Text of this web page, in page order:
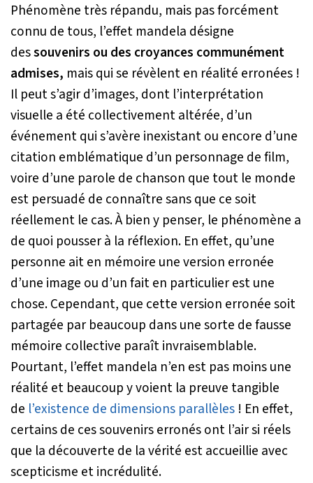
Phénomène très répandu, mais pas forcément
connu de tous, l’effet mandela désigne
dessouvenirs ou des croyances communément
admises, mais qui se révèlent en réalité erronées !
Il peut s’agir d’images, dont l’interprétation
visuelle a été collectivement altérée, d’un
événement qui s’avère inexistant ou encore d’une
citation emblématique d’un personnage de film,
voire d’une parole de chanson que tout le monde
est persuadé de connaître sans que ce soit
réellement le cas. À bien y penser, le phénomène a
de quoi pousser à la réflexion. En effet, qu’une
personne ait en mémoire une version erronée
d’une image ou d’un fait en particulier est une
chose. Cependant, que cette version erronée soit
partagée par beaucoup dans une sorte de fausse
mémoire collective paraît invraisemblable.
Pourtant, l’effet mandela n’en est pas moins une
réalité et beaucoup y voient la preuve tangible
de l’existence de dimensions parallèles ! En effet,
certains de ces souvenirs erronés ont l’air si réels
que la découverte de la vérité est accueillie avec
scepticisme et incrédulité.